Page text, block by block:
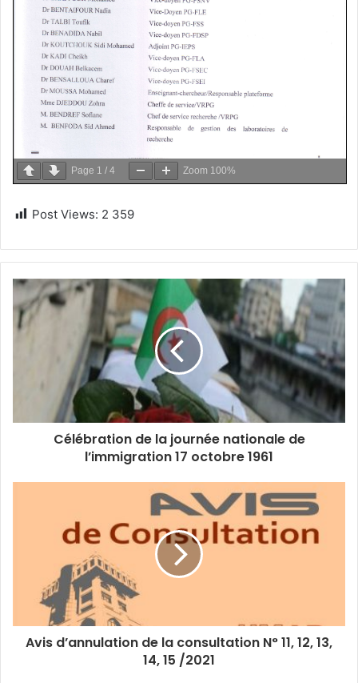
Page 1 / 4 Zoom 100%
Post Views: 2 359
Célébration de la journée nationale de
l’immigration 17 octobre 1961
Avis d’annulation de la consultation N° 11, 12, 13,
14, 15 /2021